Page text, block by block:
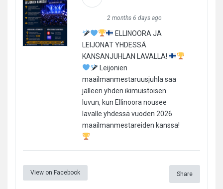
2 months 6 days ago
ELLINOORA JA
LEIJONAT YHDESSÄ
KANSANJUHLAN LAVALLA!
Leijonien
maailmanmestaruusjuhla saa
jälleen yhden ikimuistoisen
luvun, kun Ellinoora nousee
lavalle yhdessä vuoden 2026
maailmanmestareiden kanssa!
View on Facebook Share